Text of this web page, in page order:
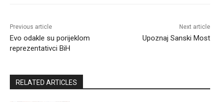
Previous article
Evo odakle su porijeklom
reprezentativci BiH
Next article
Upoznaj Sanski Most
RELATED ARTICLES